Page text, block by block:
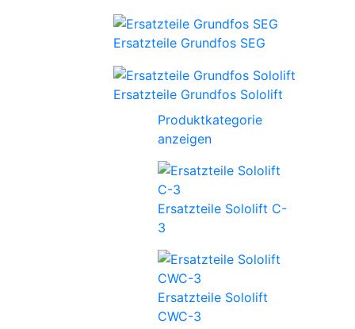
Ersatzteile Grundfos SEG
Ersatzteile Grundfos Sololift
Produktkategorie
anzeigen
Ersatzteile Sololift C-
3
Ersatzteile Sololift
CWC-3